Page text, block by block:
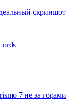
скриншот
7 не за горами